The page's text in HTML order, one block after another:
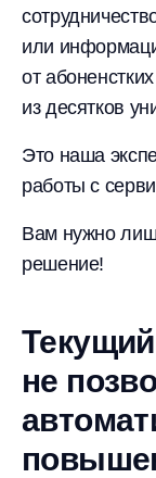
или
от
из десятков
Это наша
работы с
Вам нужно
решение!
не